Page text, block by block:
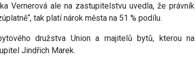
Vernerová ale na zastupitelstvu uvedla, že právník
tak platí nárok města na 51 % podílu.
družstva Union a majitelů bytů, kterou na
Jindřich Marek.